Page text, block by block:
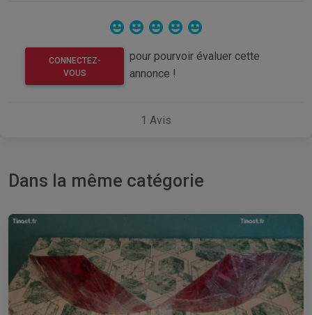
CONNECTEZ-
VOUS
pour pourvoir évaluer cette
annonce !
1 Avis
Dans la même catégorie